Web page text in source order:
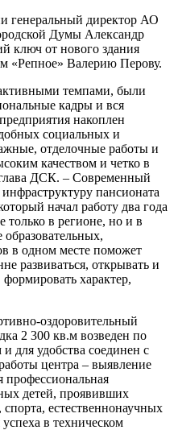
генеральный директор АО
Думы Александр
ключ от нового здания
«Репное» Валерию Перову.
темпами, были
кадры и вся
накоплен
социальных и
отделочные работы и
качеством и четко в
ДСК. – Современный
пансионата
начал работу два года
только в регионе, но и в
в одном месте поможет
развиваться, открывать и
характер,
оздоровительный
2 300 кв.м возведен по
для удобства соединен с
центра – выявление
профессиональная
детей, проявивших
естественнонаучных
в техническом